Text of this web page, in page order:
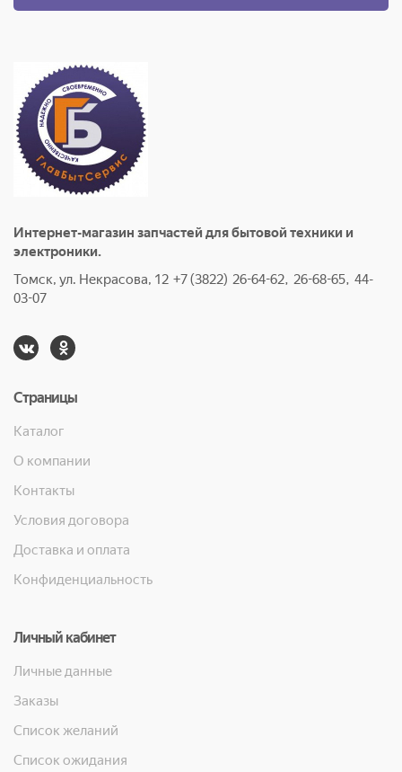
Интернет-магазин запчастей для бытовой техники и
электроники.
Томск, ул. Некрасова, 12 +7 (3822) 26-64-62, 26-68-65, 44-
03-07
Страницы
Каталог
О компании
Контакты
Условия договора
Доставка и оплата
Конфиденциальность
Личный кабинет
Личные данные
Заказы
Список желаний
Список ожидания